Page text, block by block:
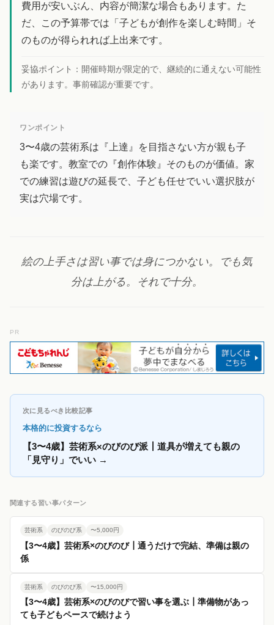
費用が安いぶん、内容が簡潔な場合もあります。た
だ、この予算帯では「子どもが創作を楽しむ時間」そ
のものが得られれば上出来です。
妥協ポイント： 開催時期が限定的で、継続的に通えない可能性
があります。事前確認が重要です。
ワンポイント
3〜4歳の芸術系は『上達』を目指さない方が親も子
も楽です。教室での『創作体験』そのものが価値。家
での練習は遊びの延長で、子ども任せでいい選択肢が
実は穴場です。
絵の上手さは習い事では身につかない。でも気
分は上がる。それで十分。
PR
次に見るべき比較記事
本格的に投資するなら
【3〜4歳】芸術系×のびのび派┃道具が増えても親の
「見守り」でいい →
関連する習い事パターン
芸術系 のびのび系 〜5,000円
【3〜4歳】芸術系×のびのび┃通うだけで完結、準備は親の
係
芸術系 のびのび系 〜15,000円
【3〜4歳】芸術系×のびのびで習い事を選ぶ┃準備物があっ
ても子どもペースで続けよう